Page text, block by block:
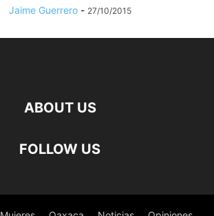
Jaime Guerrero - 27/10/2015
ABOUT US
FOLLOW US